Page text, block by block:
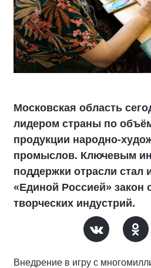
Московская область
лидером страны по
продукции народно-
промыслов. Ключевым
поддержки отрасли стал
«Единой Россией» закон
творческих индустрий.
Внедрение в игру с